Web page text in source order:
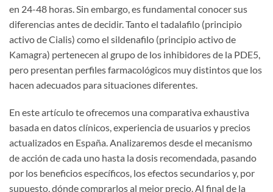
en 24-48 horas. Sin embargo, es fundamental conocer sus
diferencias antes de decidir. Tanto el tadalafilo (principio
activo de Cialis) como el sildenafilo (principio activo de
Kamagra) pertenecen al grupo de los inhibidores de la PDE5,
pero presentan perfiles farmacológicos muy distintos que los
hacen adecuados para situaciones diferentes.
En este artículo te ofrecemos una comparativa exhaustiva
basada en datos clínicos, experiencia de usuarios y precios
actualizados en España. Analizaremos desde el mecanismo
de acción de cada uno hasta la dosis recomendada, pasando
por los beneficios específicos, los efectos secundarios y, por
supuesto, dónde comprarlos al mejor precio. Al final de la